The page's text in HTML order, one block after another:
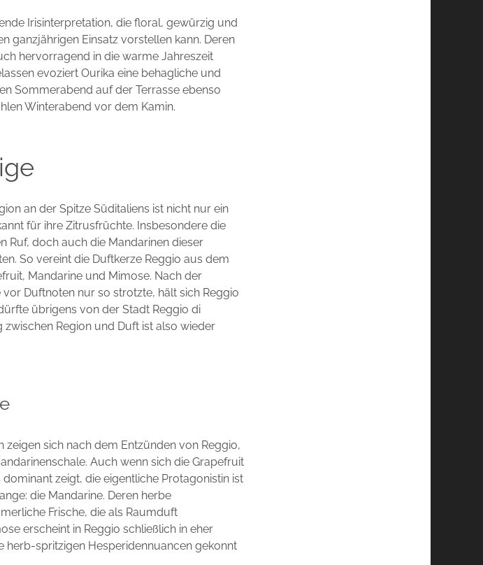
Irisinterpretation, die floral, gewürzig und
ganzjährigen Einsatz vorstellen kann. Deren
hervorragend in die warme Jahreszeit
evoziert Ourika eine behagliche und
Sommerabend auf der Terrasse ebenso
Winterabend vor dem Kamin.
an der Spitze Süditaliens ist nicht nur ein
für ihre Zitrusfrüchte. Insbesondere die
Ruf, doch auch die Mandarinen dieser
So vereint die Duftkerze Reggio aus dem
Mandarine und Mimose. Nach der
Duftnoten nur so strotzte, hält sich Reggio
übrigens von der Stadt Reggio di
Region und Duft ist also wieder
sich nach dem Entzünden von Reggio,
Auch wenn sich die Grapefruit
zeigt, die eigentliche Protagonistin ist
die Mandarine. Deren herbe
Frische, die als Raumduft
erscheint in Reggio schließlich in eher
spritzigen Hesperidennuancen gekonnt